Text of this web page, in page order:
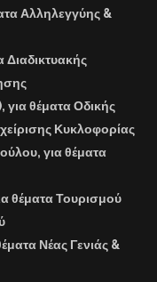
Αλληλεγγύης &
Διαδικτυακής
για θέματα Οδικής
Κυκλοφορίας
για θέματα
θέματα Τουρισμού
Νέας Γενιάς &